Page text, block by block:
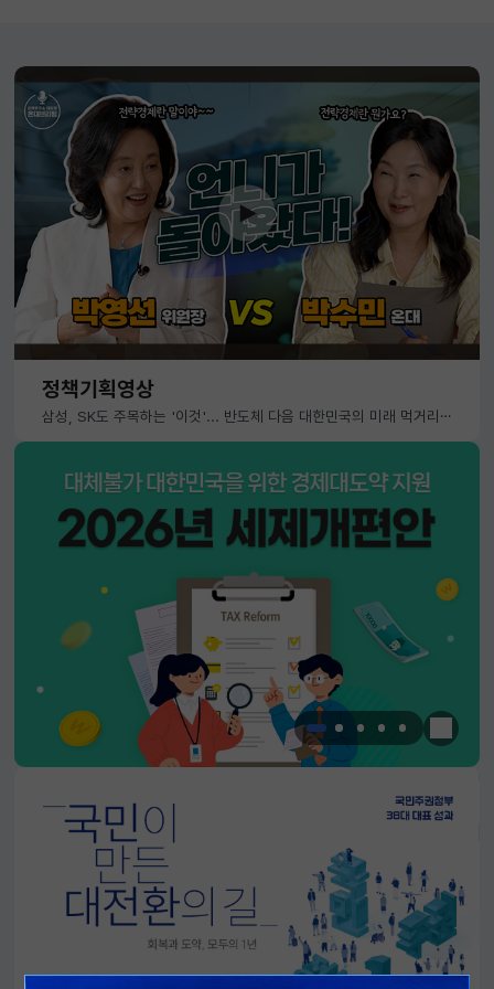
정책기획영상
삼성, SK도 주목하는 '이것'... 반도체 다음 대한민국의 미래 먹거리는?
한눈에